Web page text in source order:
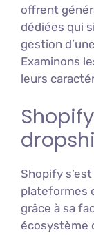
offrent
dédiées qui
gestion
Examinons
leurs
Shopify
plateformes
grâce à sa
écosystème